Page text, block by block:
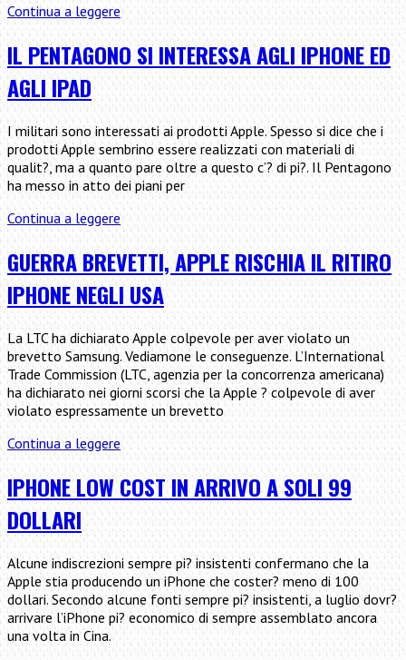
Continua a leggereApple
ci
spiega
perche’
l’iPhone
e’
meglio
del
Samsung
Galaxy
IL PENTAGONO SI INTERESSA AGLI IPHONE ED
AGLI IPAD
I militari sono interessati ai prodotti Apple. Spesso si dice che i
prodotti Apple sembrino essere realizzati con materiali di
qualit?, ma a quanto pare oltre a questo c’? di pi?. Il Pentagono
ha messo in atto dei piani per
Continua a leggereIl
Pentagono
si
interessa
agli
iPhone
ed
agli
iPad
GUERRA BREVETTI, APPLE RISCHIA IL RITIRO
IPHONE NEGLI USA
La LTC ha dichiarato Apple colpevole per aver violato un
brevetto Samsung. Vediamone le conseguenze. L’International
Trade Commission (LTC, agenzia per la concorrenza americana)
ha dichiarato nei giorni scorsi che la Apple ? colpevole di aver
violato espressamente un brevetto
Continua a leggereGuerra
brevetti,
Apple
rischia
il
ritiro
iPhone
negli
USA
IPHONE LOW COST IN ARRIVO A SOLI 99
DOLLARI
Alcune indiscrezioni sempre pi? insistenti confermano che la
Apple stia producendo un iPhone che coster? meno di 100
dollari. Secondo alcune fonti sempre pi? insistenti, a luglio dovr?
arrivare l’iPhone pi? economico di sempre assemblato ancora
una volta in Cina.